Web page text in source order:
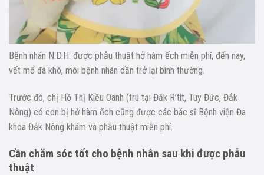
Bệnh nhân N.D.H. được phẫu thuật hở hàm ếch miễn phí, đến nay,
vết mổ đã khô, môi bệnh nhân dần trở lại bình thường.
Trước đó, chị Hồ Thị Kiều Oanh (trú tại Đắk R’tít, Tuy Đức, Đắk
Nông) có con bị hở hàm ếch cũng được các bác sĩ Bệnh viện Đa
khoa Đắk Nông khám và phẫu thuật miễn phí.
Cần chăm sóc tốt cho bệnh nhân sau khi được phẫu
thuật